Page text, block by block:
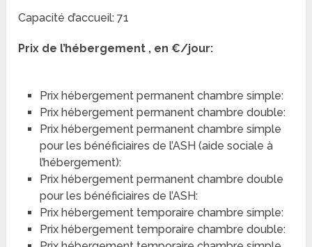
Capacité d’accueil: 71
Prix de l’hébergement , en €/jour:
Prix hébergement permanent chambre simple:
Prix hébergement permanent chambre double:
Prix hébergement permanent chambre simple
pour les bénéficiaires de l’ASH (aide sociale à
l’hébergement):
Prix hébergement permanent chambre double
pour les bénéficiaires de l’ASH:
Prix hébergement temporaire chambre simple:
Prix hébergement temporaire chambre double: